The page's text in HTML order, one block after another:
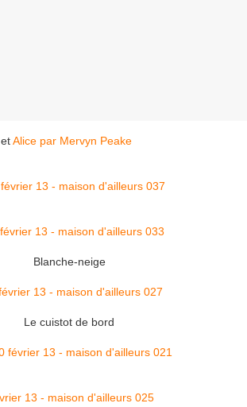
etAlice par Mervyn Peake
Blanche-neige
Le cuistot de bord